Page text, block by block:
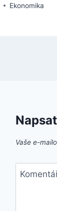
Ekonomika
Vaše e-